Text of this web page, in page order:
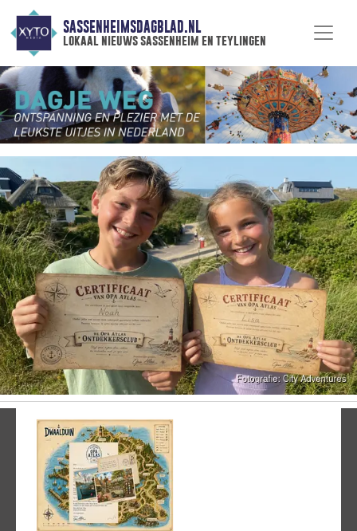
SASSENHEIMSDAGBLAD.NL
lokaal nieuws sassenheim en teylingen